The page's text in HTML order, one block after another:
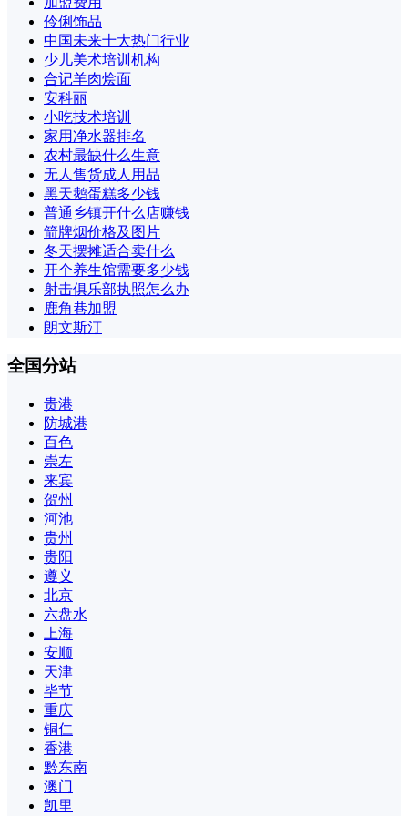
伶俐饰品
中国未来十大热门行业
少儿美术培训机构
合记羊肉烩面
安科丽
小吃技术培训
家用净水器排名
农村最缺什么生意
无人售货成人用品
黑天鹅蛋糕多少钱
普通乡镇开什么店赚钱
箭牌烟价格及图片
冬天摆摊适合卖什么
开个养生馆需要多少钱
射击俱乐部执照怎么办
鹿角巷加盟
朗文斯汀
全国分站
贵港
防城港
百色
崇左
来宾
贺州
河池
贵州
贵阳
遵义
北京
六盘水
上海
安顺
天津
毕节
重庆
铜仁
香港
黔东南
澳门
凯里